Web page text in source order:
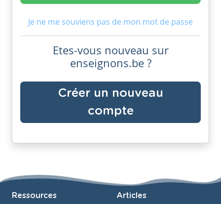
Je ne me souviens pas de mon mot de passe
Etes-vous nouveau sur
enseignons.be ?
Créer un nouveau
compte
Ressources Articles